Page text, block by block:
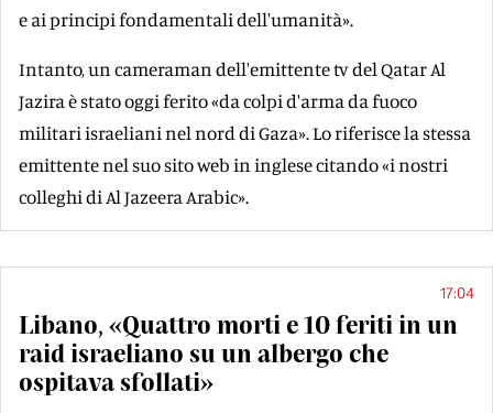
e ai principi fondamentali dell'umanità».
Intanto, un cameraman dell'emittente tv del Qatar Al
Jazira è stato oggi ferito «da colpi d'arma da fuoco
militari israeliani nel nord di Gaza». Lo riferisce la stessa
emittente nel suo sito web in inglese citando «i nostri
colleghi di Al Jazeera Arabic».
17:04
Libano, «Quattro morti e 10 feriti in un
raid israeliano su un albergo che
ospitava sfollati»